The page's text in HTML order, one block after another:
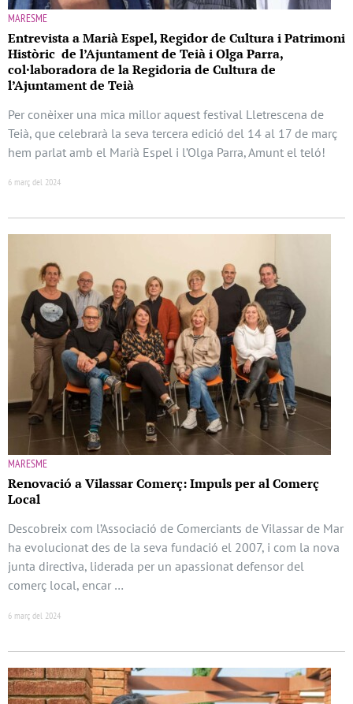
MARESME
Entrevista a Marià Espel, Regidor de Cultura i Patrimoni
Històric de l’Ajuntament de Teià i Olga Parra,
col·laboradora de la Regidoria de Cultura de
l’Ajuntament de Teià
Per conèixer una mica millor aquest festival Lletrescena de
Teià, que celebrarà la seva tercera edició del 14 al 17 de març
hem parlat amb el Marià Espel i l’Olga Parra, Amunt el teló!
6 març del 2024
MARESME
Renovació a Vilassar Comerç: Impuls per al Comerç
Local
Descobreix com l’Associació de Comerciants de Vilassar de Mar
ha evolucionat des de la seva fundació el 2007, i com la nova
junta directiva, liderada per un apassionat defensor del
comerç local, encar …
6 març del 2024